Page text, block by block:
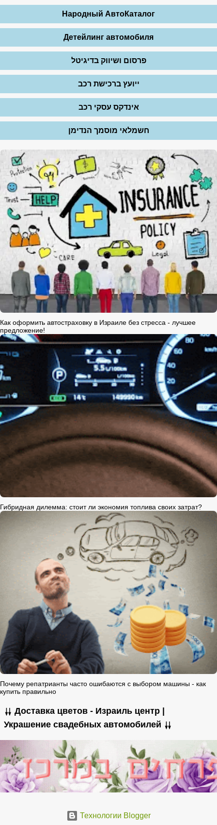
Народный АвтоКаталог
Детейлинг автомобиля
פרסום ושיווק בדיגיטל
ייועץ ברכישת רכב
אינדקס עסקי רכב
חשמלאי מוסמך הנדימן
Как оформить автостраховку в Израиле без стресса - лучшее
предложение!
Гибридная дилемма: стоит ли экономия топлива своих затрат?
Почему репатрианты часто ошибаются с выбором машины - как
купить правильно
⇊ Доставка цветов - Израиль центр |
Украшение свадебных автомобилей ⇊
Технологии Blogger